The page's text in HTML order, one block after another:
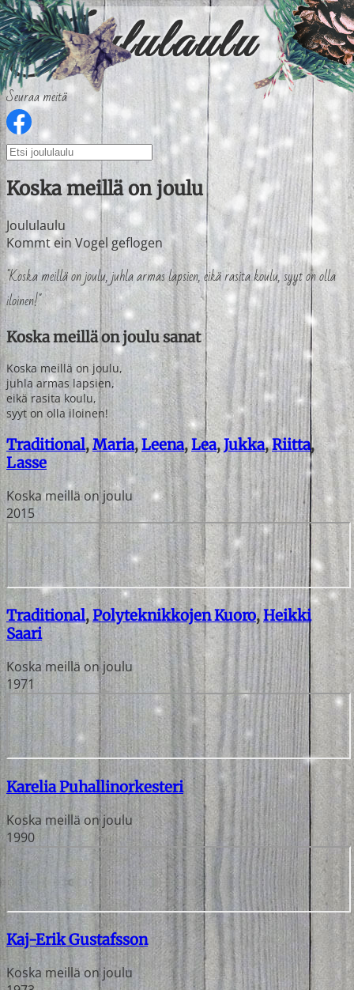
Seuraa meitä
Koska meillä on joulu
Joululaulu
Kommt ein Vogel geflogen
"Koska meillä on joulu, juhla armas lapsien, eikä rasita koulu, syyt on olla
iloinen!"
Koska meillä on joulu sanat
Koska meillä on joulu,
juhla armas lapsien,
eikä rasita koulu,
syyt on olla iloinen!
Traditional,Maria,Leena,Lea,Jukka,Riitta,
Lasse
Koska meillä on joulu
2015
Traditional,Polyteknikkojen Kuoro,Heikki
Saari
Koska meillä on joulu
1971
Karelia Puhallinorkesteri
Koska meillä on joulu
1990
Kaj-Erik Gustafsson
Koska meillä on joulu